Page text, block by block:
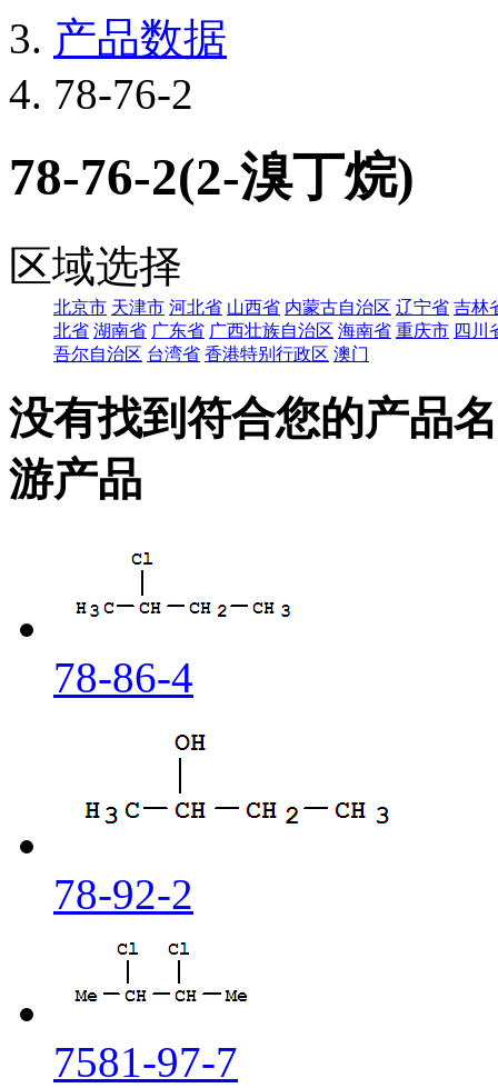
产品数据
78-76-2
78-76-2(2-溴丁烷)
区域选择
北京市 天津市 河北省 山西省 内蒙古自治区 辽宁省 吉林
北省 湖南省 广东省 广西壮族自治区 海南省 重庆市 四川
吾尔自治区 台湾省 香港特别行政区 澳门
没有找到符合您的产品
游产品
78-86-4
78-92-2
7581-97-7